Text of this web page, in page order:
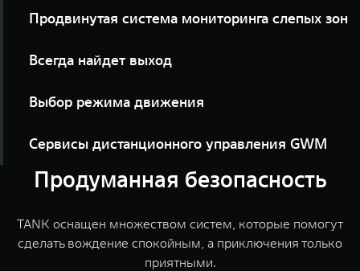
Продвинутая система мониторинга слепых зон
внимательный помощник. С продвинутой системой
ничто не исчезнет из поля вашего зрения.
Всегда найдет выход
всегда можно повернуть назад. При включении
снизит вращение внутреннего заднего колеса и
выполнить разворот по малому радиусу.
Выбор режима движения
сюрпризом для TANK. Выберите тип поверхности, по
которой движется автомобиль, и TANK обеспечит
наилучший контроль за дорогой.
Сервисы дистанционного управления GWM
Настраивайте время запуска двигателя, меняйте
температуру в салоне, уточняйте геолокацию и
управления TANK.
Продуманная безопасность
TANK оснащен множеством систем, которые помогут
сделать вождение спокойным, а приключения только
приятными.